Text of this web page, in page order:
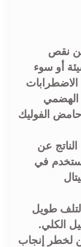
عن نقص
أو سوء
الهضمي
الفوليك
عن
في
طويل
الكلي.
لخطر إنجاب